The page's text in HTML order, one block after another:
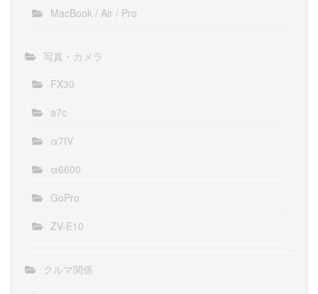
MacBook / Air / Pro
写真・カメラ
FX30
a7c
α7IV
α6600
GoPro
ZV-E10
クルマ関係